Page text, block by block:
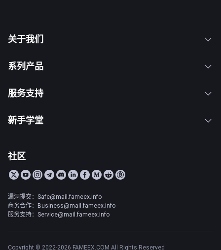
关于我们
系列产品
服务支持
新手学堂
社区
漏洞提交：Safe@mail.fameex.info
商务合作：Business@mail.fameex.info
服务支持：Service@mail.fameex.info
Copyright © 2022-2026 FAMEEX.COM All Rights Reserved